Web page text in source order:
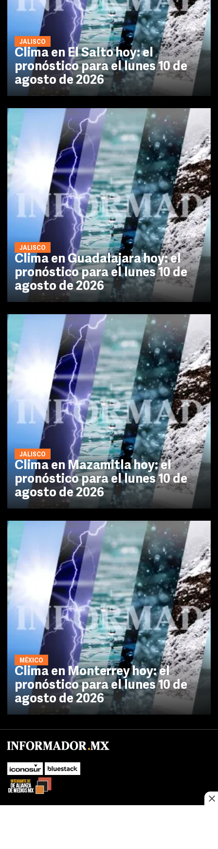
JALISCO
Clima en El Salto hoy: el
pronóstico para el lunes 10 de
agosto de 2026
JALISCO
Clima en Guadalajara hoy: el
pronóstico para el lunes 10 de
agosto de 2026
JALISCO
Clima en Mazamitla hoy: el
pronóstico para el lunes 10 de
agosto de 2026
MÉXICO
Clima en Monterrey hoy: el
pronóstico para el lunes 10 de
agosto de 2026